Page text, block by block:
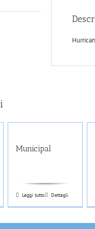
Municipal
Leggi tutto Dettagli